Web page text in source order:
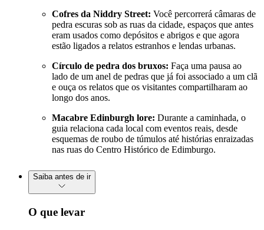
Cofres da Niddry Street: Você percorrerá câmaras de
pedra escuras sob as ruas da cidade, espaços que antes
eram usados como depósitos e abrigos e que agora
estão ligados a relatos estranhos e lendas urbanas.
Círculo de pedra dos bruxos: Faça uma pausa ao
lado de um anel de pedras que já foi associado a um clã
e ouça os relatos que os visitantes compartilharam ao
longo dos anos.
Macabre Edinburgh lore: Durante a caminhada, o
guia relaciona cada local com eventos reais, desde
esquemas de roubo de túmulos até histórias enraizadas
nas ruas do Centro Histórico de Edimburgo.
Saiba antes de ir
O que levar